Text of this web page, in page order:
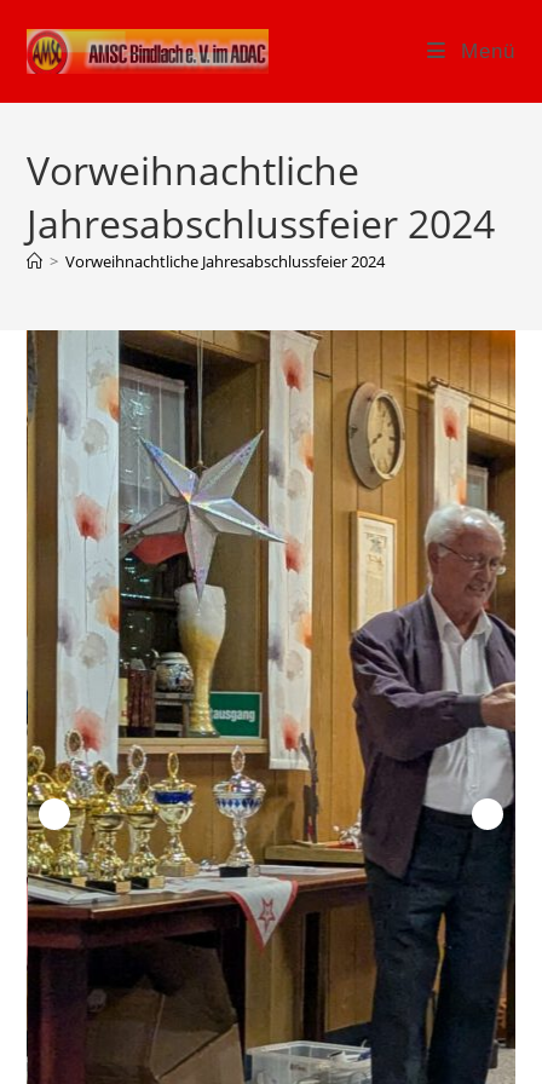
Inhalt
springen
Menü
Vorweihnachtliche
Jahresabschlussfeier 2024
> Vorweihnachtliche Jahresabschlussfeier 2024